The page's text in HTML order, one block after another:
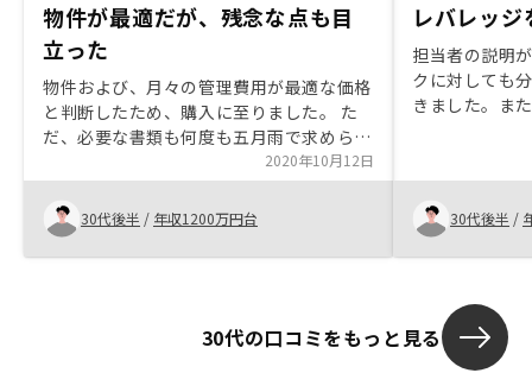
物件が最適だが、残念な点も目
立った
物件および、月々の管理費用が最適な価格
と判断したため、購入に至りました。 た
だ、必要な書類も何度も五月雨で求めら
れ、かつ、提出済みの資料についても提出
済みにも関わらず再提出を求められ、多く
の時間を割き、気がめいりました。物件提
案だけでなく、購入後の詳細項目について
も不備無く、最適な対応を行って欲しいと
う準備金、確定申告の準備詳細など。
2020年10月12日
30代後半 / 年収1200万円台
レバレッ
担当者の説明
クに対しても
きました。ま
資金について
オススメして
30代後半 /
30代の口コミをもっと見る